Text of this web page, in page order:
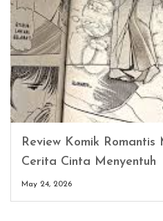
Review Komik Romantis
Cerita Cinta Menyentuh
May 24, 2026